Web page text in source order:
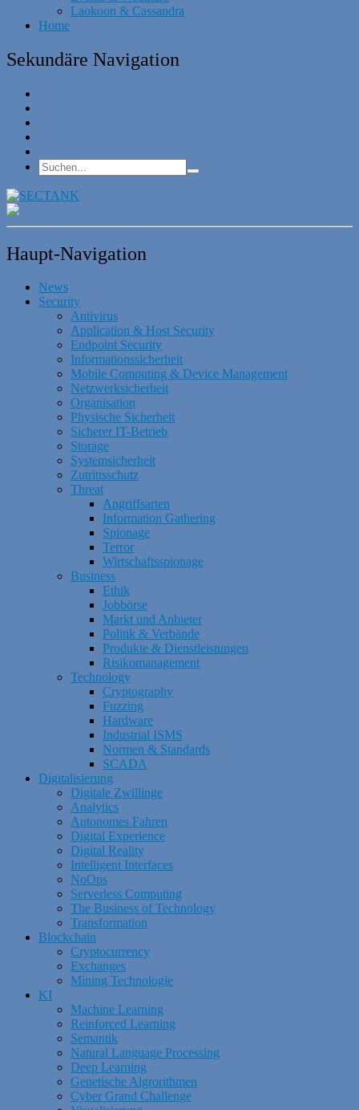
Laokoon & Cassandra
Home
Sekundäre Navigation
Haupt-Navigation
News
Security
Antivirus
Application & Host Security
Endpoint Security
Informationssicherheit
Mobile Computing & Device Management
Netzwerksicherheit
Organisation
Physische Sicherheit
Sicherer IT-Betrieb
Storage
Systemsicherheit
Zutrittsschutz
Threat
Angriffsarten
Information Gathering
Spionage
Terror
Wirtschaftsspionage
Business
Ethik
Jobbörse
Markt und Anbieter
Politik & Verbände
Produkte & Dienstleistungen
Risikomanagement
Technology
Cryptography
Fuzzing
Hardware
Industrial ISMS
Normen & Standards
SCADA
Digitalisierung
Digitale Zwillinge
Analytics
Autonomes Fahren
Digital Experience
Digital Reality
Intelligent Interfaces
NoOps
Serverless Computing
The Business of Technology
Transformation
Blockchain
Cryptocurrency
Exchanges
Mining Technologie
KI
Machine Learning
Reinforced Learning
Semantik
Natural Language Processing
Deep Learning
Genetische Algrorithmen
Cyber Grand Challenge